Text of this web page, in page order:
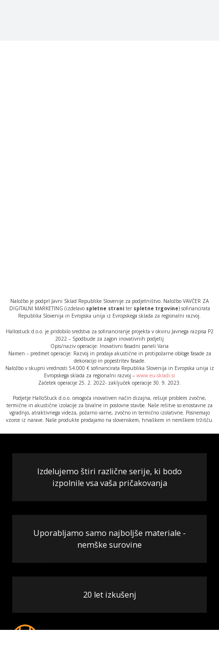
Naložbo je podprl Javni Sklad Republike Slovenije za podjetništvo. Naložbo VAVČER ZA
DIGITALNI MARKETING (izdelavo spletne straniter spletne trgovine) sofinancirata
Republika Slovenija in Evropska unija iz Evropskega sklada za regionalni razvoj.
Hallostuck d.o.o. je pridobilo sredstva za sofinanciranje projekta v okviru Javnega razpisa P2
2022 – Spodbude za zagon inovativnih podjetij
Opis/naziv operacije: Inovativni fasadni paneli Varia
Namen – predmet operacije: Razvoj in prodaja akustične in protipožarne obloge fasade za
dekoracijo in popestritev fasade.
Naložbo v skupni vrednosti 54.000 € sofinancirata Republika Slovenija in Evropska unija iz
Evropskega sklada za regionalni razvoj – www.eu-skladi.si
Začetek operacije 25. 2. 2022- zaključek operacije 30. 9. 2023.
Podjetje HalloStuck d.o.o. omogoča inovativen način dizajna, rešuje problem zvočne,
termične in akustične izolacije za bivalne in poslovne stavbe. Naše rešitve so enostavne za
vgradnjo, atraktivnega videza, požarno varne, zvočno in termično izolativne. Posnemajo
vzorce iz narave. Naše produkte prodajamo na slovenskem, hrvaškem in nemškem tržišču.
Izdelujemo štiri različne serije, ki bodo
izpolnile vsa vaša pričakovanja
Uporabljamo samo najboljše materiale -
nemške surovine
20 let izkušenj